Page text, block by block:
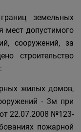
земельных
мест допустимого
сооружений, за
строительство
жилых домов,
- 3м при
22.07.2008 №123-
пожарной